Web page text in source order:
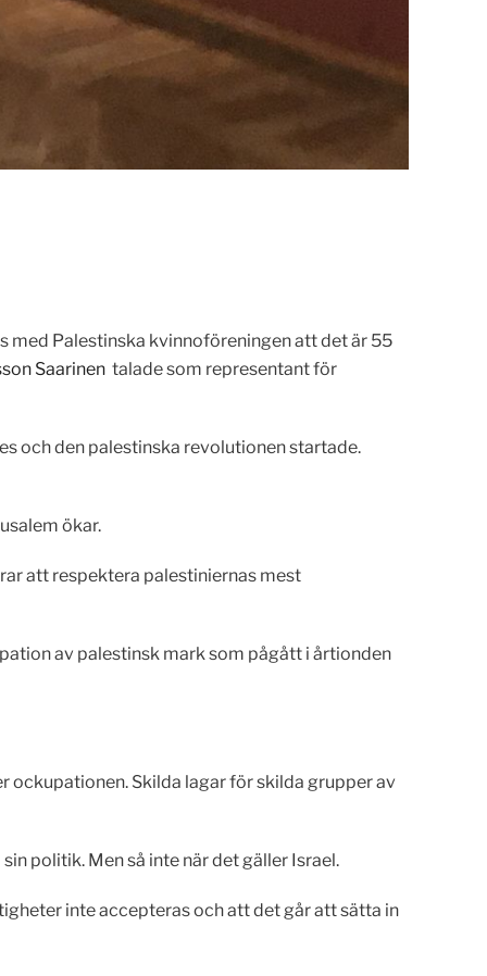
med Palestinska kvinnoföreningen att det är 55
Saarinen talade som representant för
och den palestinska revolutionen startade.
ökar.
att respektera palestiniernas mest
av palestinsk mark som pågått i årtionden
ockupationen. Skilda lagar för skilda grupper av
politik. Men så inte när det gäller Israel.
inte accepteras och att det går att sätta in